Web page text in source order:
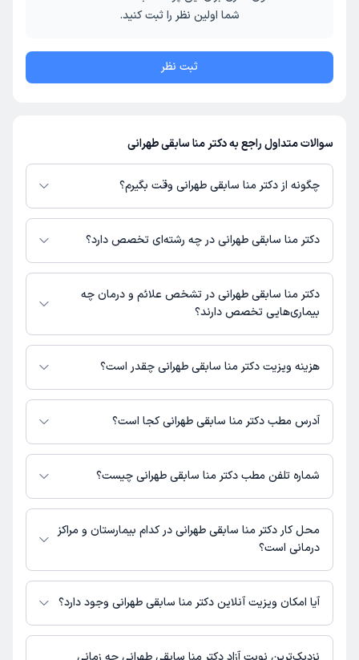
شما اولین نظر را ثبت کنید.
ثبت نظر
سوالات متداول راجع به دکتر منا سابقی طهرانی
چگونه از دکتر منا سابقی طهرانی وقت بگیرم؟
در صورتی کهدکتر منا سابقی طهرانیدارای پروفایل فعال و نوبت‌دهی باز در
پلتفرم دکترتو باشند، می‌توانید از طریق این پلتفرم برای دریافت نوبت اقدام کنید.
آدرس مطب، شماره تماس، برنامه حضور در مطب، تصاویر پزشک، ساعات کاری و
سایر اطلاعات مرتبط با خدمات پزشکی و نوبت‌گیری ممکن است در پروفایل ایشان
در دکترتو در دسترس باشد
دکتر منا سابقی طهرانی در چه رشته‌ای تخصص دارد؟
دکتر منا سابقی طهرانی در رشته‌های زیر (پزشکی) تخصص دارند:
عمومی
دکتر منا سابقی طهرانی در تشخص علائم و درمان چه
بیماری‌هایی تخصص دارند؟
دکتر منا سابقی طهرانی در تشخیص علائم و درمان بیماری‌های مرتبط با عمومی
فعالیت می‌کنند.
هزینه ویزیت دکتر منا سابقی طهرانی چقدر است؟
برای اطلاع از هزینه ویزیت دکتر منا سابقی طهرانی، لازم است با مطب تماس
بگیرید.آدرس مطب دکتر منا سابقی طهرانی کجا است؟
اطلاعات مربوط به آدرس مطب دکتر منا سابقی طهرانی در حال حاضر در دسترس
نیست. برای دریافت اطلاعات دقیق‌تر، لطفاً با مطب تماس بگیرید.
شماره تلفن مطب دکتر منا سابقی طهرانی چیست؟
شماره تماس مطب دکتر منا سابقی طهرانی در حال حاضر در این صفحه ثبت
نشده است.
محل کار دکتر منا سابقی طهرانی در کدام بیمارستان و مراکز
درمانی است؟
اطلاعاتی درباره محل فعالیت دکتر منا سابقی طهرانی در مراکز درمانی در دسترس
نیست.
آیا امکان ویزیت آنلاین دکتر منا سابقی طهرانی وجود دارد؟
در حال حاضر اطلاعاتی درباره ارائه ویزیت آنلاین توسط دکتر منا سابقی طهرانی
در دسترس نیست. برای دریافت اطلاعات دقیق‌تر، لطفاً با مطب تماس بگیرید.